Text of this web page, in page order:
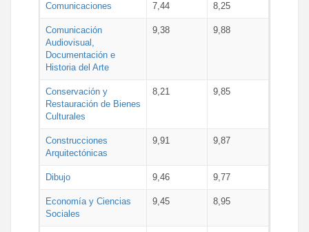
Comunicaciones 7,44 8,25
Comunicación
Audiovisual,
Documentación e
Historia del Arte
9,38 9,88
Conservación y
Restauración de Bienes
Culturales
8,21 9,85
Construcciones
Arquitectónicas
9,91 9,87
Dibujo 9,46 9,77
Economía y Ciencias
Sociales
9,45 8,95